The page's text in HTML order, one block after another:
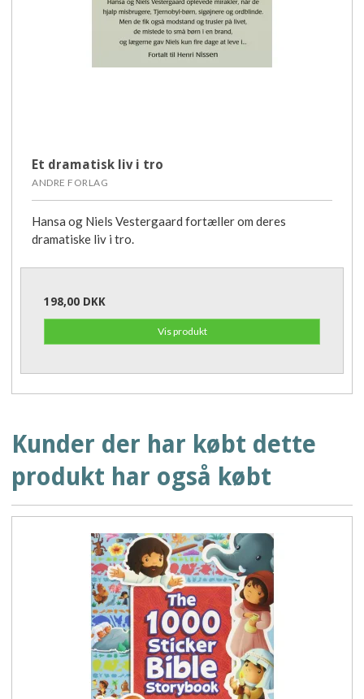
Et dramatisk liv i tro
ANDRE FORLAG
Hansa og Niels Vestergaard fortæller om deres
dramatiske liv i tro.
198,00 DKK
Vis produkt
Kunder der har købt dette
produkt har også købt